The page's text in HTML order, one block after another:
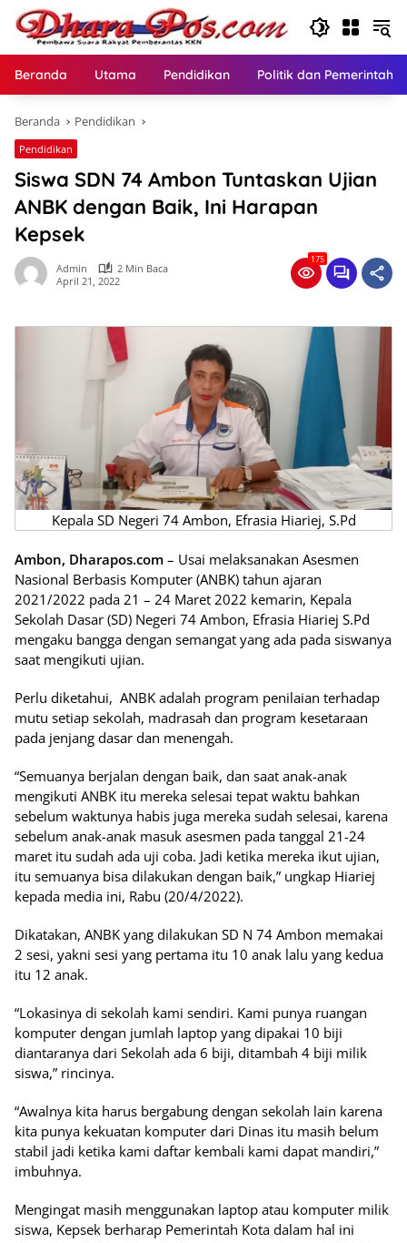
Langsung
konten
Beranda Utama Pendidikan Politik dan
Beranda Pendidikan
Pendidikan
Siswa SDN 74 Ambon Tuntaskan Ujian
ANBK dengan Baik, Ini Harapan
Kepsek
Admin
2 Min Baca
April 21, 2022
175
Kepala SD Negeri 74 Ambon, Efrasia Hiariej, S.Pd
Ambon, Dharapos.com – Usai melaksanakan Asesmen
Nasional Berbasis Komputer (ANBK) tahun ajaran
2021/2022 pada 21 – 24 Maret 2022 kemarin, Kepala
Sekolah Dasar (SD) Negeri 74 Ambon, Efrasia Hiariej S.Pd
mengaku bangga dengan semangat yang ada pada siswanya
saat mengikuti ujian.
Perlu diketahui, ANBK adalah program penilaian terhadap
mutu setiap sekolah, madrasah dan program kesetaraan
pada jenjang dasar dan menengah.
“Semuanya berjalan dengan baik, dan saat anak-anak
mengikuti ANBK itu mereka selesai tepat waktu bahkan
sebelum waktunya habis juga mereka sudah selesai, karena
sebelum anak-anak masuk asesmen pada tanggal 21-24
maret itu sudah ada uji coba. Jadi ketika mereka ikut ujian,
itu semuanya bisa dilakukan dengan baik,” ungkap Hiariej
kepada media ini, Rabu (20/4/2022).
Dikatakan, ANBK yang dilakukan SD N 74 Ambon memakai
2 sesi, yakni sesi yang pertama itu 10 anak lalu yang kedua
itu 12 anak.
“Lokasinya di sekolah kami sendiri. Kami punya ruangan
komputer dengan jumlah laptop yang dipakai 10 biji
diantaranya dari Sekolah ada 6 biji, ditambah 4 biji milik
siswa,” rincinya.
“Awalnya kita harus bergabung dengan sekolah lain karena
kita punya kekuatan komputer dari Dinas itu masih belum
stabil jadi ketika kami daftar kembali kami dapat mandiri,”
imbuhnya.
Mengingat masih menggunakan laptop atau komputer milik
siswa, Kepsek berharap Pemerintah Kota dalam hal ini